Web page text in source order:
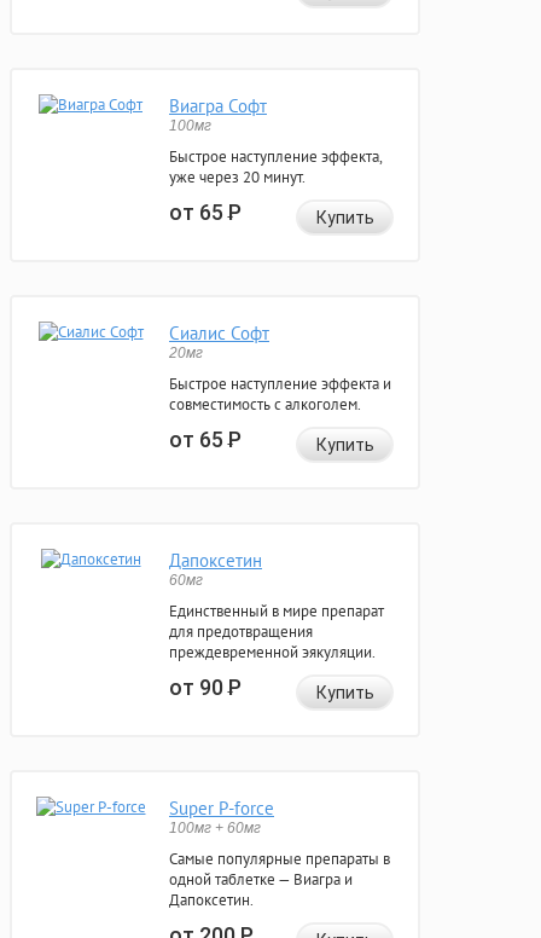
Виагра Софт
100мг
Быстрое наступление эффекта,
уже через 20 минут.
от 65Р Купить
Сиалис Софт
20мг
Быстрое наступление эффекта и
совместимость с алкоголем.
от 65Р Купить
Дапоксетин
60мг
Единственный в мире препарат
для предотвращения
преждевременной эякуляции.
от 90Р Купить
Super P-force
100мг + 60мг
Самые популярные препараты в
одной таблетке — Виагра и
Дапоксетин.